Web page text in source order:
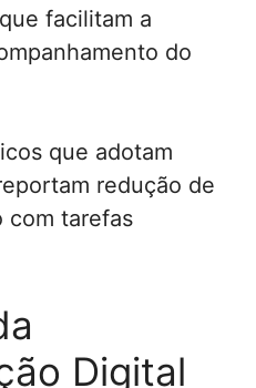
facilitam a
do
que adotam
redução de
com tarefas
Digital